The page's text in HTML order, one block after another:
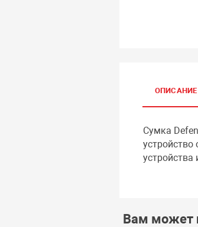
ОПИСАНИЕ
Сумка
устройство
устройства
Вам может